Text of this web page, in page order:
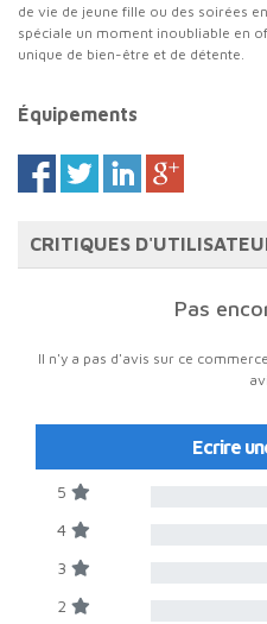
de vie de jeune fille ou des soirées
spéciale un moment inoubliable en
unique de bien-être et de détente.
Équipements
CRITIQUES
Pas
Il n'y a pas d'avis sur ce
Ecrire
5
4
3
2